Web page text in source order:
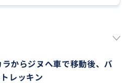
ルでトレッキングを終える
からジヌへ車で移動後、バ
レッキン